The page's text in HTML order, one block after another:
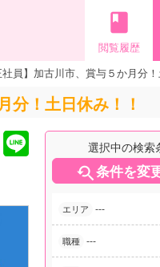
book
閲覧履歴
員】加古川市、賞与５か月分！
分！土日休み！！
選択中の検索
条件を変
エリア ---
職種 ---